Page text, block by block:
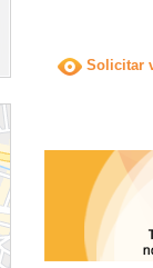
Solicitar